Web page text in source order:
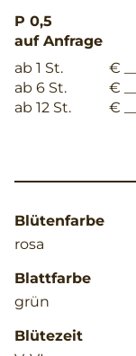
P 0,5
auf Anfrage
ab 1 St.
€
ab 6 St.
€
ab 12 St.
€
Blütenfarbe
rosa
Blattfarbe
grün
Blütezeit